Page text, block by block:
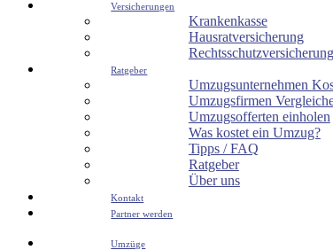
Versicherungen
Krankenkasse
Hausratversicherung
Rechtsschutzversicherung
Ratgeber
Umzugsunternehmen
Umzugsfirmen
Umzugsofferten einholen
Was kostet ein Umzug?
Tipps / FAQ
Ratgeber
Über uns
Kontakt
Partner werden
Umzüge